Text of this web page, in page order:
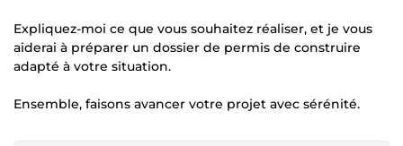
Expliquez-moi ce que vous souhaitez réaliser, et je vous
aiderai à préparer un dossier de permis de construire
adapté à votre situation.
Ensemble, faisons avancer votre projet avec sérénité.